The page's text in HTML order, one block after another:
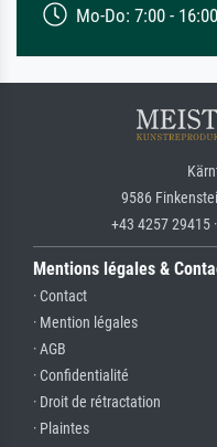
Mo-Do: 7:00 -
9586
+43 4257 29415
Mentions légales &
· Contact
· Mention légales
· AGB
· Confidentialité
· Droit de rétractation
· Plaintes